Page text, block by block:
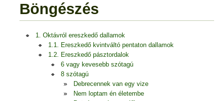
Böngészés
1. Oktávról ereszkedő dallamok
1.1. Ereszkedő kvintváltó pentaton dallamok
1.2. Ereszkedő pásztordalok
6 vagy kevesebb szótagú
8 szótagú
Debrecennek van egy vize
Nem loptam én életembe